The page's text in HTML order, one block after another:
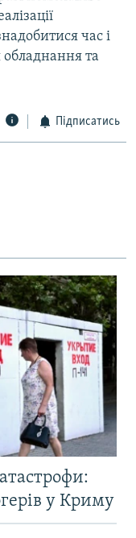
час і
та
Підписатись
у Криму